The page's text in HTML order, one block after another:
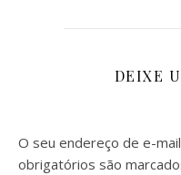
DEIXE
O seu endereço de e-
obrigatórios são